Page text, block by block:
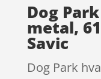
Dog
metal,
Savic
Dog Park